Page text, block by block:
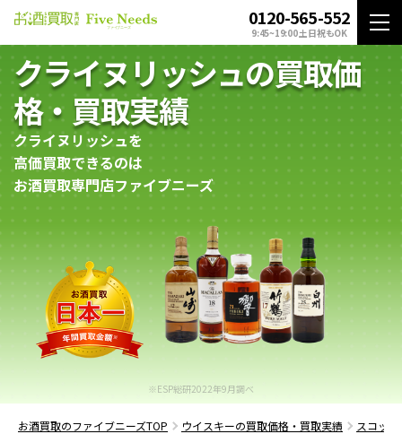
0120-565-552
9:45~19:00 土日祝もOK
クライヌリッシュの買取価
格・買取実績
クライヌリッシュを
高価買取できるのは
お酒買取専門店ファイブニーズ
※ESP総研2022年9月調べ
お酒買取のファイブニーズTOP ウイスキーの買取価格・買取実績 スコッ